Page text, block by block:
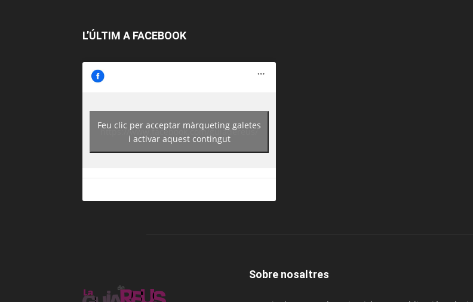
L’ÚLTIM A FACEBOOK
https://www.facebook.com/guiadereus/
Feu clic per acceptar màrqueting galetes
i activar aquest contingut
Sobre nosaltres